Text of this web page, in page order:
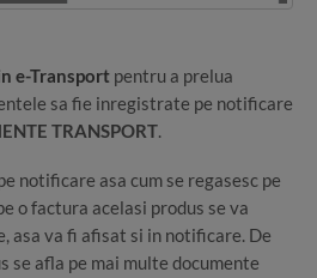
e-Transport pentru a prelua
sa fie inregistrate pe notificare
TRANSPORT.
notificare asa cum se regasesc pe
o factura acelasi produs se va
asa va fi afisat si in notificare. De
se afla pe mai multe documente